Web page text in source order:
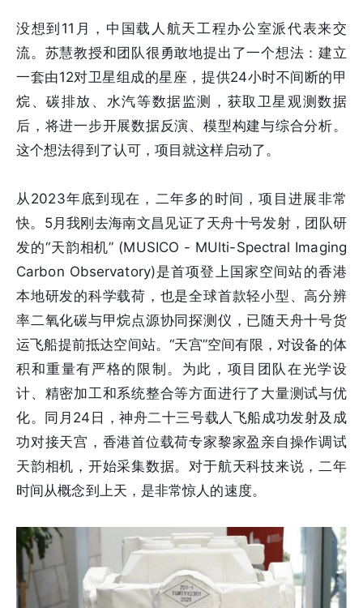
没想到11月，中国载人航天工程办公室派代表来交
流。苏慧教授和团队很勇敢地提出了一个想法：建立
一套由12对卫星组成的星座，提供24小时不间断的甲
烷、碳排放、水汽等数据监测，获取卫星观测数据
后，将进一步开展数据反演、模型构建与综合分析。
这个想法得到了认可，项目就这样启动了。
从2023年底到现在，二年多的时间，项目进展非常
快。5月我刚去海南文昌见证了天舟十号发射，团队研
发的“天韵相机” (MUSICO - MUlti-Spectral Imaging
Carbon Observatory)是首项登上国家空间站的香港
本地研发的科学载荷，也是全球首款轻小型、高分辨
率二氧化碳与甲烷点源协同探测仪，已随天舟十号货
运飞船提前抵达空间站。“天宫”空间有限，对设备的体
积和重量有严格的限制。为此，项目团队在光学设
计、精密加工和系统整合等方面进行了大量测试与优
化。同月24日，神舟二十三号载人飞船成功发射及成
功对接天宫，香港首位载荷专家黎家盈亲自操作调试
天韵相机，开始采集数据。对于航天科技来说，二年
时间从概念到上天，是非常惊人的速度。